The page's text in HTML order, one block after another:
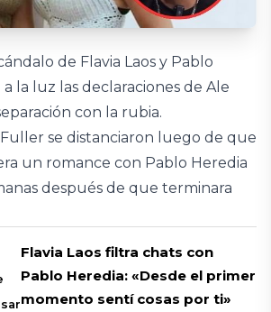
de Flavia Laos y Pablo
la luz las declaraciones de Ale
con la rubia.
Fuller se distanciaron luego de que
un romance con Pablo Heredia
después de que terminara
Flavia Laos filtra chats con
Pablo Heredia: «Desde el primer
momento sentí cosas por ti»